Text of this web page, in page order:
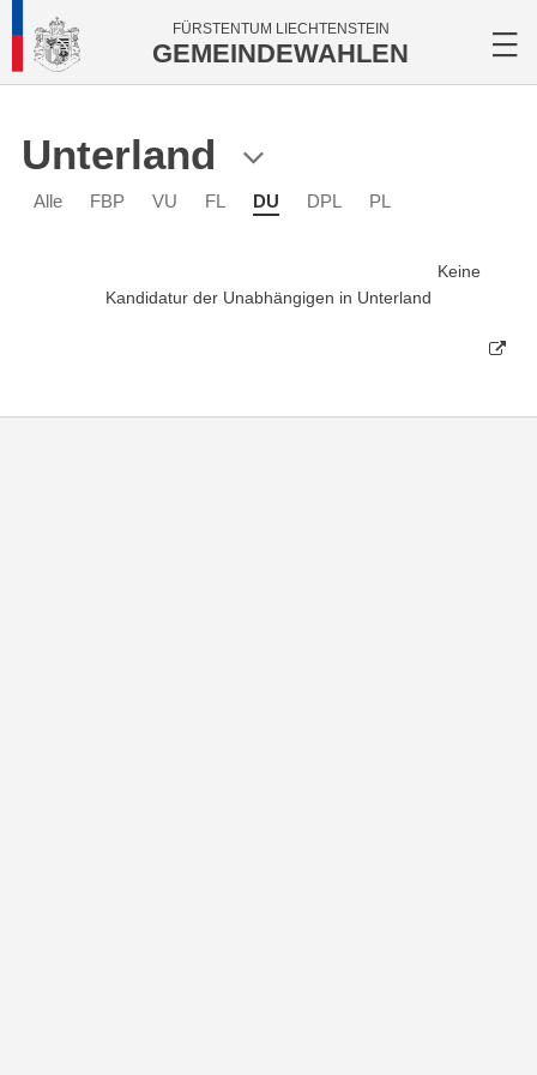
FÜRSTENTUM LIECHTENSTEIN
GEMEINDEWAHLEN
Unterland
Alle FBP VU FL DU DPL PL
Keine
Kandidatur der Unabhängigen in Unterland